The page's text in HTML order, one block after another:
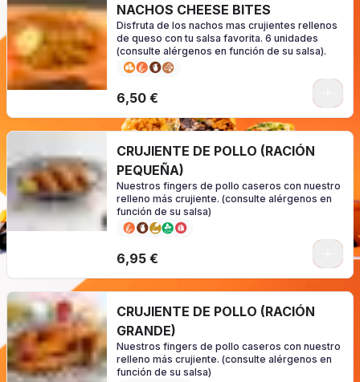
NACHOS CHEESE BITES
Disfruta de los nachos mas crujientes rellenos
de queso con tu salsa favorita. 6 unidades
(consulte alérgenos en función de su salsa).
6,50 €
CRUJIENTE DE POLLO (RACIÓN
PEQUEÑA)
Nuestros fingers de pollo caseros con nuestro
relleno más crujiente. (consulte alérgenos en
función de su salsa)
6,95 €
CRUJIENTE DE POLLO (RACIÓN
GRANDE)
Nuestros fingers de pollo caseros con nuestro
relleno más crujiente. (consulte alérgenos en
función de su salsa)